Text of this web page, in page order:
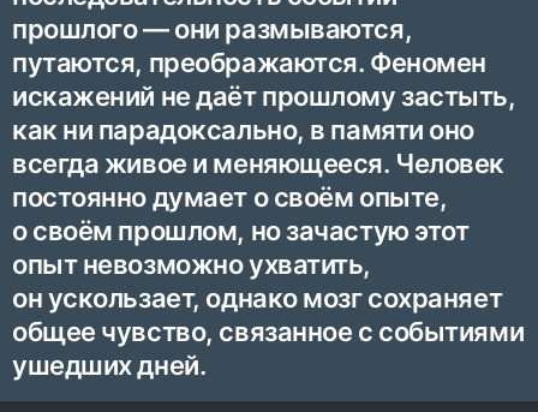
прошлого — они размываются,
путаются, преображаются. Феномен
искажений не даёт прошлому застыть,
как ни парадоксально, в памяти оно
всегда живое и меняющееся. Человек
постоянно думает о своём опыте,
о своём прошлом, но зачастую этот
опыт невозможно ухватить,
он ускользает, однако мозг сохраняет
общее чувство, связанное с событиями
ушедших дней.